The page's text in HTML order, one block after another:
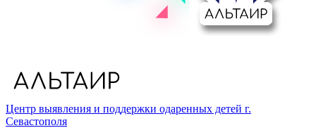
Центр выявления и поддержки одаренных детей г.
Севастополя